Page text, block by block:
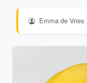
Emma de Vries